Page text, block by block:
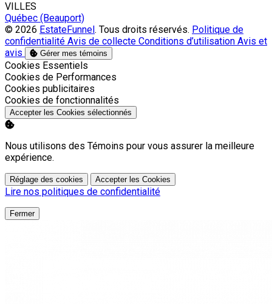
VILLES
Québec (Beauport)
© 2026 EstateFunnel. Tous droits réservés. Politique de
confidentialité Avis de collecte Conditions d’utilisation Avis et
avis
Gérer mes témoins
Activer
Cookies Essentiels
Activer
Cookies de Performances
Activer
Cookies publicitaires
Activer
Cookies de fonctionnalités
Accepter les Cookies sélectionnés
Nous utilisons des Témoins pour vous assurer la meilleure
expérience.
Réglage des cookies Accepter les Cookies
Lire nos politiques de confidentialité
Fermer